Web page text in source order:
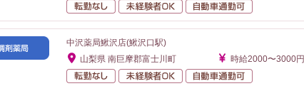
転勤なし
未経験者OK
中沢薬局鰍沢店(鰍沢口駅)
山梨県 南巨摩郡富士川町
時給2000〜3000円
転勤なし
未経験者OK